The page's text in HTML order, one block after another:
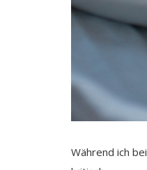
Während ich